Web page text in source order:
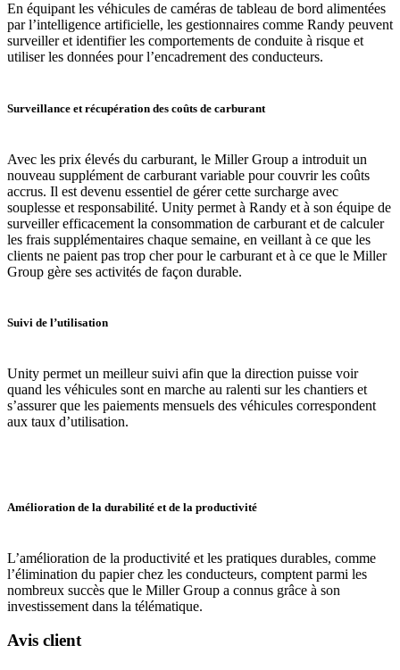
En équipant les véhicules de caméras de tableau de bord alimentées
par l’intelligence artificielle, les gestionnaires comme Randy peuvent
surveiller et identifier les comportements de conduite à risque et
utiliser les données pour l’encadrement des conducteurs.
Surveillance et récupération des coûts de carburant
Avec les prix élevés du carburant, le Miller Group a introduit un
nouveau supplément de carburant variable pour couvrir les coûts
accrus. Il est devenu essentiel de gérer cette surcharge avec
souplesse et responsabilité. Unity permet à Randy et à son équipe de
surveiller efficacement la consommation de carburant et de calculer
les frais supplémentaires chaque semaine, en veillant à ce que les
clients ne paient pas trop cher pour le carburant et à ce que le Miller
Group gère ses activités de façon durable.
Suivi de l’utilisation
Unity permet un meilleur suivi afin que la direction puisse voir
quand les véhicules sont en marche au ralenti sur les chantiers et
s’assurer que les paiements mensuels des véhicules correspondent
aux taux d’utilisation.
Amélioration de la durabilité et de la productivité
L’amélioration de la productivité et les pratiques durables, comme
l’élimination du papier chez les conducteurs, comptent parmi les
nombreux succès que le Miller Group a connus grâce à son
investissement dans la télématique.
Avis client